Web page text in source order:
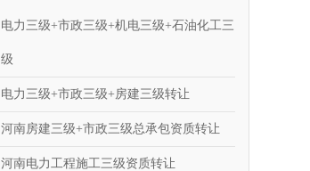
电力三级+市政三级+机电三级+石油化工三
级
电力三级+市政三级+房建三级转让
河南房建三级+市政三级总承包资质转让
河南电力工程施工三级资质转让